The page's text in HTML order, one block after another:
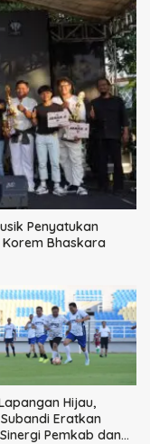
Penyatukan
Korem Bhaskara
Hijau,
Eratkan
Pemkab dan